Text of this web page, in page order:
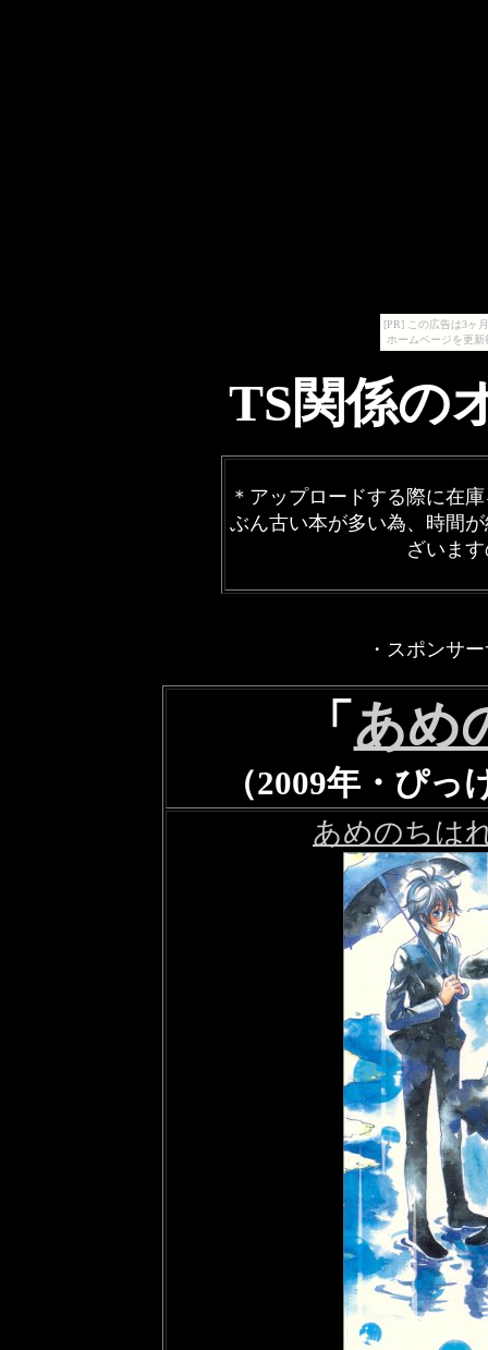
[PR] この広告は3ヶ
ホームページを更
TS関係の
＊アップロードする際に在
ぶん古い本が多い為、時間
ざいま
・スポンサ
「 あめ
（2009年・ぴ
あめのちは